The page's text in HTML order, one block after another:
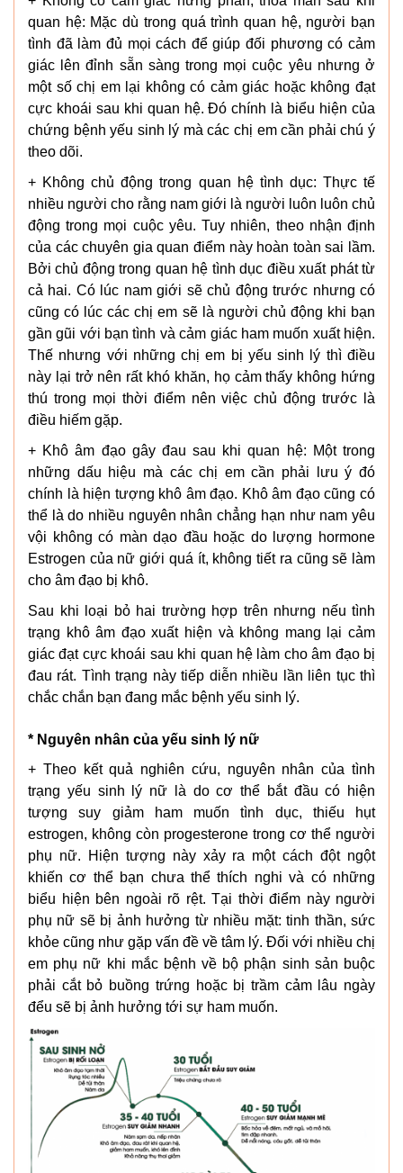
quan hệ: Mặc dù trong quá trình quan hệ, người bạn
tình đã làm đủ mọi cách để giúp đối phương có cảm
giác lên đỉnh sẵn sàng trong mọi cuộc yêu nhưng ở
một số chị em lại không có cảm giác hoặc không đạt
cực khoái sau khi quan hệ. Đó chính là biểu hiện của
chứng bệnh yếu sinh lý mà các chị em cần phải chú ý
theo dõi.
+ Không chủ động trong quan hệ tình dục: Thực tế
nhiều người cho rằng nam giới là người luôn luôn chủ
động trong mọi cuộc yêu. Tuy nhiên, theo nhận định
của các chuyên gia quan điểm này hoàn toàn sai lầm.
Bởi chủ động trong quan hệ tình dục điều xuất phát từ
cả hai. Có lúc nam giới sẽ chủ động trước nhưng có
cũng có lúc các chị em sẽ là người chủ động khi bạn
gần gũi với bạn tình và cảm giác ham muốn xuất hiện.
Thế nhưng với những chị em bị yếu sinh lý thì điều
này lại trở nên rất khó khăn, họ cảm thấy không hứng
thú trong mọi thời điểm nên việc chủ động trước là
điều hiếm gặp.
+ Khô âm đạo gây đau sau khi quan hệ: Một trong
những dấu hiệu mà các chị em cần phải lưu ý đó
chính là hiện tượng khô âm đạo. Khô âm đạo cũng có
thể là do nhiều nguyên nhân chẳng hạn như nam yêu
vội không có màn dạo đầu hoặc do lượng hormone
Estrogen của nữ giới quá ít, không tiết ra cũng sẽ làm
cho âm đạo bị khô.
Sau khi loại bỏ hai trường hợp trên nhưng nếu tình
trạng khô âm đạo xuất hiện và không mang lại cảm
giác đạt cực khoái sau khi quan hệ làm cho âm đạo bị
đau rát. Tình trạng này tiếp diễn nhiều lần liên tục thì
chắc chắn bạn đang mắc bệnh yếu sinh lý.
* Nguyên nhân của yếu sinh lý nữ
+ Theo kết quả nghiên cứu, nguyên nhân của tình
trạng yếu sinh lý nữ là do cơ thể bắt đầu có hiện
tượng suy giảm ham muốn tình dục, thiếu hụt
estrogen, không còn progesterone trong cơ thể người
phụ nữ. Hiện tượng này xảy ra một cách đột ngột
khiến cơ thể bạn chưa thể thích nghi và có những
biểu hiện bên ngoài rõ rệt. Tại thời điểm này người
phụ nữ sẽ bị ảnh hưởng từ nhiều mặt: tinh thần, sức
khỏe cũng như gặp vấn đề về tâm lý. Đối với nhiều chị
em phụ nữ khi mắc bệnh về bộ phận sinh sản buộc
phải cắt bỏ buồng trứng hoặc bị trầm cảm lâu ngày
đểu sẽ bị ảnh hưởng tới sự ham muốn.